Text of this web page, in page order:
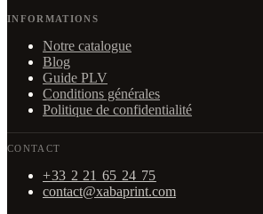
INFORMATIONS
Notre catalogue
Blog
Guide PLV
Conditions générales
Politique de confidentialité
CONTACT
+33 2 21 65 24 75
contact@xabaprint.com